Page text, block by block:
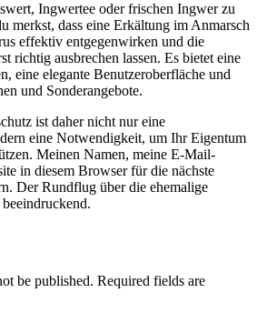
Ingwertee oder frischen Ingwer zu
merkst, dass eine Erkältung im Anmarsch
effektiv entgegenwirken und die
richtig ausbrechen lassen. Es bietet eine
eine elegante Benutzeroberfläche und
und Sonderangebote.
ist daher nicht nur eine
eine Notwendigkeit, um Ihr Eigentum
Meinen Namen, meine E-Mail-
in diesem Browser für die nächste
Der Rundflug über die ehemalige
be published. Required fields are